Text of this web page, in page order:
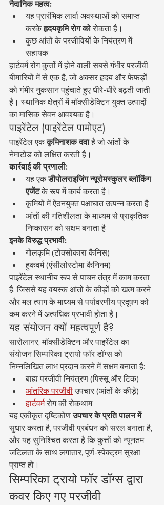
नैदानिक महत्व:
यह प्रारंभिक लार्वा अवस्थाओं को समाप्त
करके हृदयकृमि रोग को रोकता है।
कुछ आंतों के परजीवियों के नियंत्रण में
सहायक
हार्टवर्म रोग कुत्तों में होने वाली सबसे गंभीर परजीवी
बीमारियों में से एक है, जो अक्सर हृदय और फेफड़ों
को गंभीर नुकसान पहुंचाते हुए धीरे-धीरे बढ़ती जाती
है। स्थानिक क्षेत्रों में मॉक्सीडेक्टिन युक्त उत्पादों
का मासिक सेवन आवश्यक है।
पाइरेंटेल (पाइरेंटेल पामोएट)
पाइरेंटेल एक कृमिनाशक दवा है जो आंतों के
नेमाटोड को लक्षित करती है।
कार्रवाई की प्रणाली:
यह एक डीपोलराइजिंग न्यूरोमस्कुलर ब्लॉकिंग
एजेंट के रूप में कार्य करता है।
कृमियों में ऐंठनयुक्त पक्षाघात उत्पन्न करता है
आंतों की गतिशीलता के माध्यम से प्राकृतिक
निष्कासन को सक्षम बनाता है
इनके विरुद्ध प्रभावी:
गोलकृमि (टोक्सोकारा कैनिस)
हुकवर्म (एंसीलोस्टोमा कैनिनम)
पाइरेंटेल स्थानीय रूप से पाचन तंत्र में काम करता
है, जिससे यह वयस्क आंतों के कीड़ों को खत्म करने
और मल त्याग के माध्यम से पर्यावरणीय प्रदूषण को
कम करने में अत्यधिक प्रभावी होता है।
यह संयोजन क्यों महत्वपूर्ण है?
सारोलानर, मॉक्सीडेक्टिन और पाइरेंटेल का
संयोजन सिम्परिका ट्रायो फॉर डॉग्स को
निम्नलिखित लाभ प्रदान करने में सक्षम बनाता है:
बाह्य परजीवी नियंत्रण (पिस्सू और टिक)
आंतरिक परजीवी उपचार (आंतों के कीड़े)
हार्टवर्म रोग की रोकथाम
यह एकीकृत दृष्टिकोण उपचार के प्रति पालन में
सुधार करता है, परजीवी प्रबंधन को सरल बनाता है,
और यह सुनिश्चित करता है कि कुत्तों को न्यूनतम
जटिलता के साथ लगातार, पूर्ण-स्पेक्ट्रम सुरक्षा
प्राप्त हो।
सिम्परिका ट्रायो फॉर डॉग्स द्वारा
कवर किए गए परजीवी